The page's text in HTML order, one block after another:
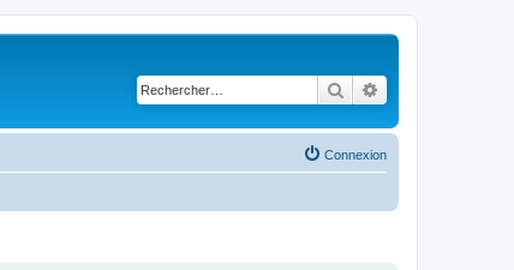
Rechercher
Connexion